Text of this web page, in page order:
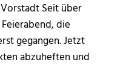
Seit über
die
gegangen. Jetzt
abzuheften und